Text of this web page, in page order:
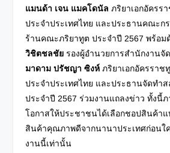
แมนด้า เจน แมคโดนัล ภริยาเอกอัคร
ประจำประเทศไทย และประธานคณะก
ร้านคณะภริยาทูต ประจำปี 2567 พร้อม
วิชิตชลชัย รองผู้อำนวยการสำนักงานจั
มาดาม ปรัชญา ซิงห์ ภริยาเอกอัครรา
ประจำประเทศไทย และประธานจัดทำ
ประจำปี 2567 ร่วมงานแถลงข่าว ทั้งนี้ภ
โอกาสให้ประชาชนได้เลือกชอปสินค้าแ
สินค้าคุณภาพดีจากนานาประเทศก่อนใ
งานนี้เท่านั้น